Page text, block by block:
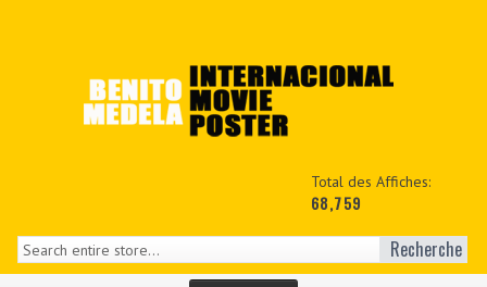
Total des Affiches:
68,759
Recherche